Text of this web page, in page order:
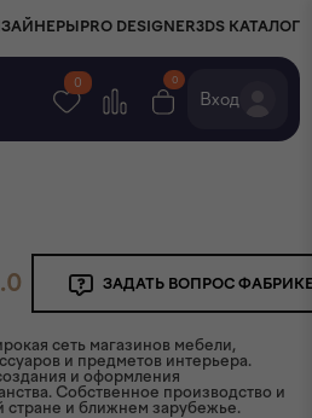
PRO DESIGNER3DS КАТАЛОГ
0 0
Вход
ЗАДАТЬ ВОПРОС
сеть магазинов мебели,
и предметов интерьера.
и оформления
Собственное производство и
стране и ближнем зарубежье.